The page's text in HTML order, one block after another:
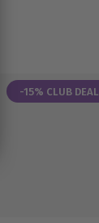
-15% CLUB DEAL